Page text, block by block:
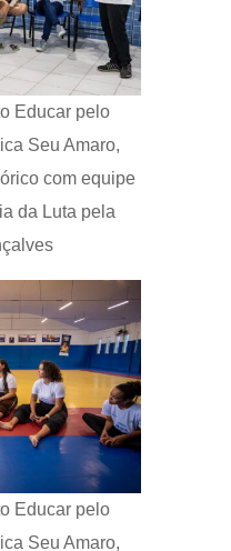
Educar pelo
Seu Amaro,
com equipe
da Luta pela
Educar pelo
Seu Amaro,